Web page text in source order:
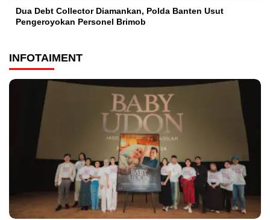
Dua Debt Collector Diamankan, Polda Banten Usut
Pengeroyokan Personel Brimob
INFOTAIMENT